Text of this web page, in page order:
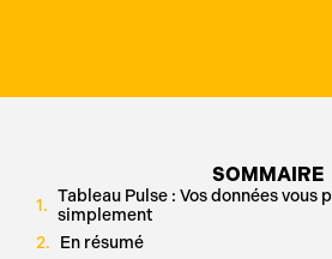
SOMMAIRE
Tableau Pulse : Vos données vous
simplement
En résumé